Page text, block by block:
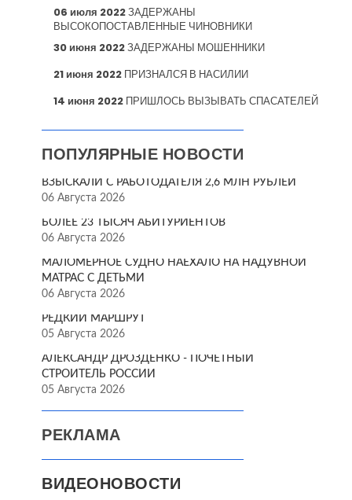
06 июля 2022ЗАДЕРЖАНЫ
ВЫСОКОПОСТАВЛЕННЫЕ ЧИНОВНИКИ
30 июня 2022ЗАДЕРЖАНЫ МОШЕННИКИ
21 июня 2022 ПРИЗНАЛСЯ В НАСИЛИИ
14 июня 2022 ПРИШЛОСЬ ВЫЗЫВАТЬ СПАСАТЕЛЕЙ
ПОПУЛЯРНЫЕ НОВОСТИ
ВЗЫСКАЛИ С РАБОТОДАТЕЛЯ 2,6 МЛН РУБЛЕЙ
06 Августа 2026
БОЛЕЕ 23 ТЫСЯЧ АБИТУРИЕНТОВ
06 Августа 2026
МАЛОМЕРНОЕ СУДНО НАЕХАЛО НА НАДУВНОЙ
МАТРАС С ДЕТЬМИ
06 Августа 2026
РЕДКИЙ МАРШРУТ
05 Августа 2026
АЛЕКСАНДР ДРОЗДЕНКО - ПОЧЁТНЫЙ
СТРОИТЕЛЬ РОССИИ
05 Августа 2026
РЕКЛАМА
ВИДЕОНОВОСТИ